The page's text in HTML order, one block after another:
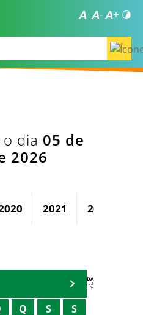
dia 05 de
2026
2021 2022
AGENDA
Polícia Militar do Ceará
Q S S